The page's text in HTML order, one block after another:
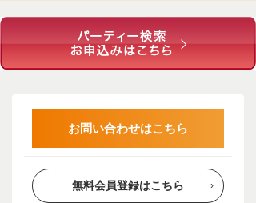
お問い合わせはこちら
無料会員登録はこちら